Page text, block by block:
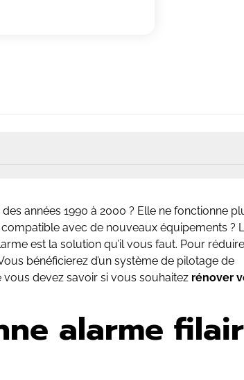
années 1990 à 2000 ? Elle ne fonctionne
avec de nouveaux équipements ?
est la solution qu’il vous faut. Pour
bénéficierez d’un système de pilotage de
devez savoir si vous souhaitez rénover
alarme